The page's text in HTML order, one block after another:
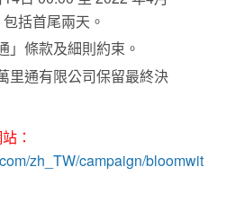
括首尾兩天。
」條款及細則約束。
里通有限公司保留最終決
：
zh_TW/campaign/bloomwit